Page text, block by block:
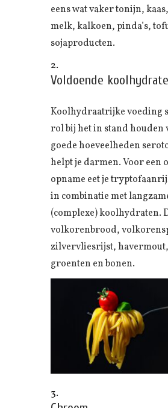
eens wat vaker tonijn,
melk, kalkoen, pinda’s,
sojaproducten.
Voldoende
Koolhydraatrijke voeding
rol bij het in stand houden
goede hoeveelheden
helpt je darmen. Voor een
opname eet je
in combinatie met
(complexe) koolhydraten.
volkorenbrood,
zilvervliesrijst, havermout,
groenten en bonen.